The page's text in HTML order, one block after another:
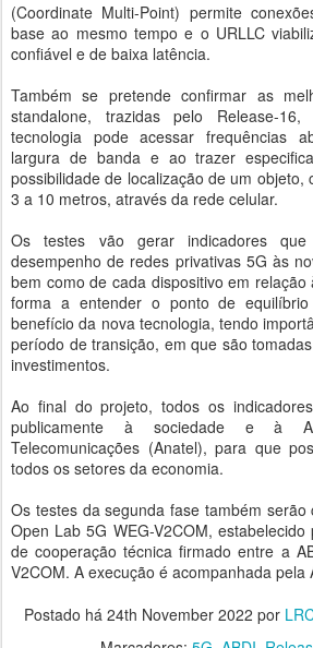
(Coordinate Multi-Point) permite
base ao mesmo tempo e o URLLC
confiável e de baixa latência.
Também se pretende confirmar as
standalone, trazidas pelo Release-
tecnologia pode acessar frequências
largura de banda e ao trazer
possibilidade de localização de um
3 a 10 metros, através da rede celular.
Os testes vão gerar indicadores
desempenho de redes privativas 5G às
bem como de cada dispositivo em
forma a entender o ponto de
benefício da nova tecnologia, tendo
período de transição, em que são
investimentos.
Ao final do projeto, todos os
publicamente à sociedade e à
Telecomunicações (Anatel), para que
todos os setores da economia.
Os testes da segunda fase também serão
Open Lab 5G WEG-V2COM,
de cooperação técnica firmado entre a
V2COM. A execução é acompanhada pela
Postado há 24th November 2022 por